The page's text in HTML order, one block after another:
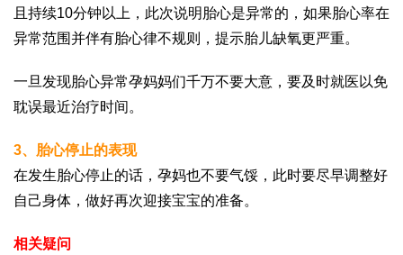
且持续10分钟以上，此次说明胎心是异常的，如果胎心率在
异常范围并伴有胎心律不规则，提示胎儿缺氧更严重。
一旦发现胎心异常孕妈妈们千万不要大意，要及时就医以免
耽误最近治疗时间。
3、胎心停止的表现
在发生胎心停止的话，孕妈也不要气馁，此时要尽早调整好
自己身体，做好再次迎接宝宝的准备。
相关疑问